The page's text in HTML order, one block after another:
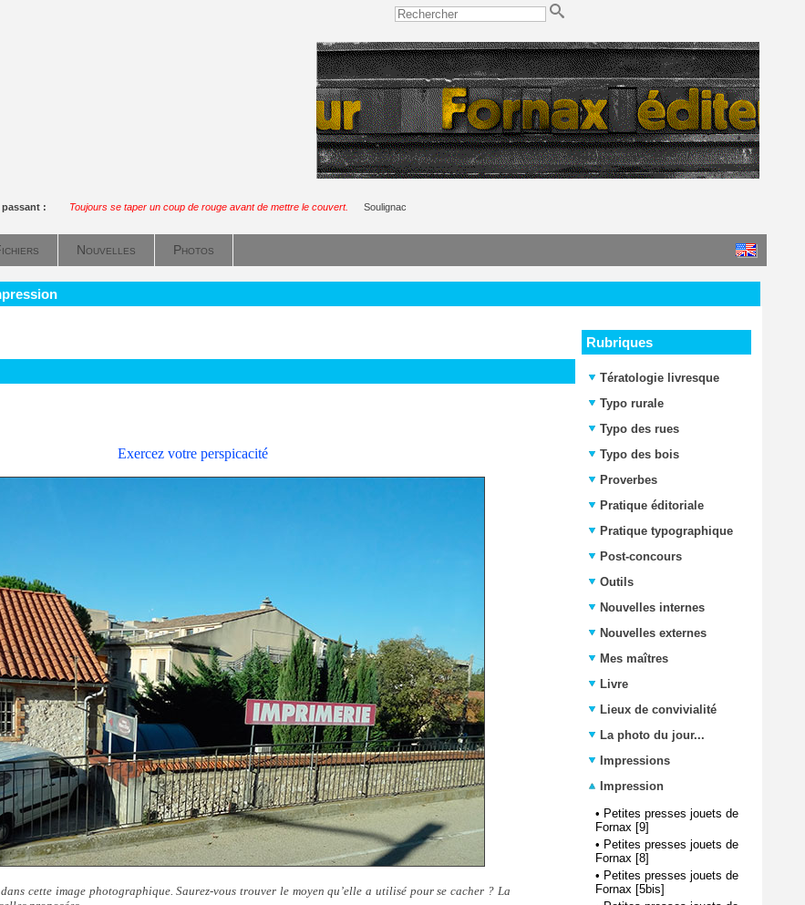
passant : Toujours se taper un coup de rouge avant de mettre le couvert. Soulignac
Nouvelles Photos
Exercez votre perspicacité
cette image photographique. Saurez-vous trouver le moyen qu’elle a utilisé pour se cacher ? La
Rubriques
Tératologie livresque
Typo rurale
Typo des rues
Typo des bois
Proverbes
Pratique éditoriale
Pratique typographique
Post-concours
Outils
Nouvelles internes
Nouvelles externes
Mes maîtres
Livre
Lieux de convivialité
La photo du jour...
Impressions
Impression
• Petites presses jouets de
Fornax [9]
• Petites presses jouets de
Fornax [8]
• Petites presses jouets de
Fornax [5bis]